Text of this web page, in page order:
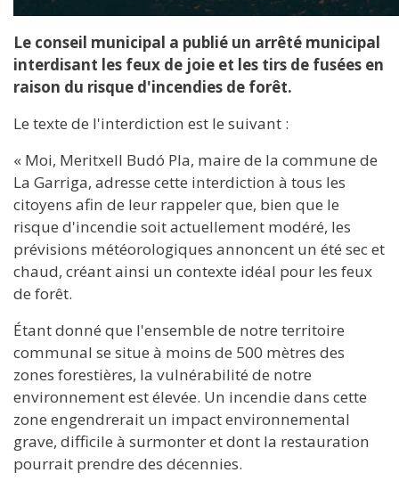
Le conseil municipal a publié un arrêté municipal
interdisant les feux de joie et les tirs de fusées en
raison du risque d'incendies de forêt.
Le texte de l'interdiction est le suivant :
« Moi, Meritxell Budó Pla, maire de la commune de
La Garriga, adresse cette interdiction à tous les
citoyens afin de leur rappeler que, bien que le
risque d'incendie soit actuellement modéré, les
prévisions météorologiques annoncent un été sec et
chaud, créant ainsi un contexte idéal pour les feux
de forêt.
Étant donné que l'ensemble de notre territoire
communal se situe à moins de 500 mètres des
zones forestières, la vulnérabilité de notre
environnement est élevée. Un incendie dans cette
zone engendrerait un impact environnemental
grave, difficile à surmonter et dont la restauration
pourrait prendre des décennies.